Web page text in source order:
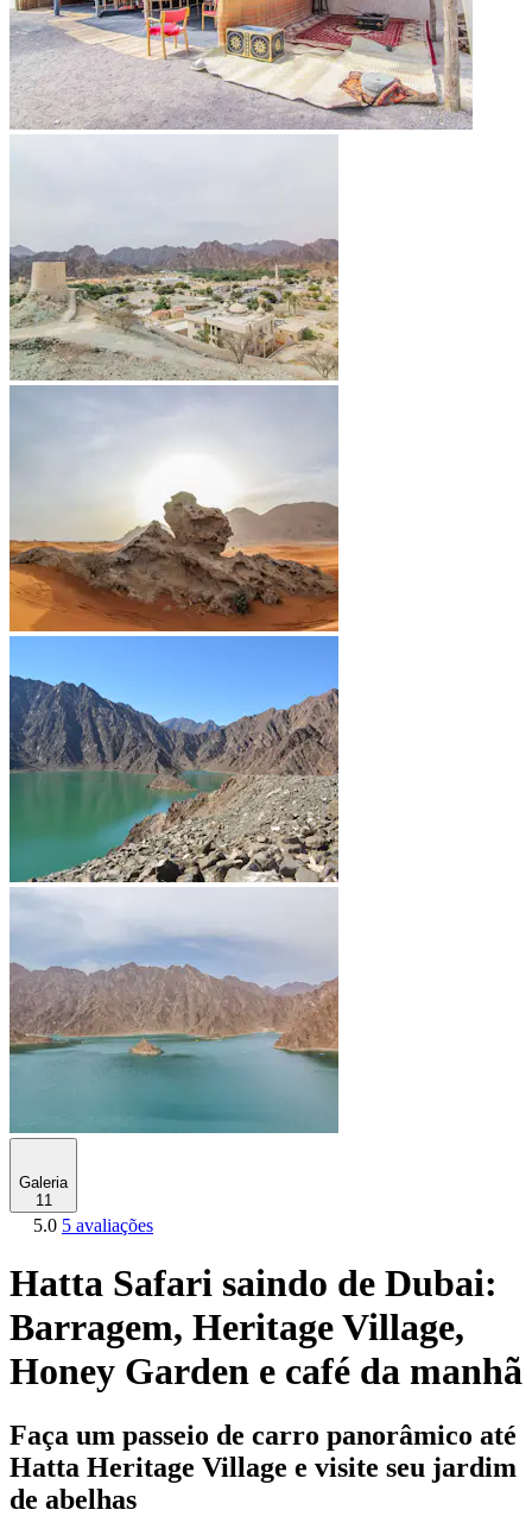
Galeria
11
5.0 5 avaliações
Hatta Safari saindo de Dubai:
Barragem, Heritage Village,
Honey Garden e café da manhã
Faça um passeio de carro panorâmico até
Hatta Heritage Village e visite seu jardim
de abelhas